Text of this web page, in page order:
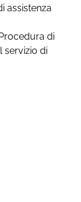
assistenza
di
servizio di